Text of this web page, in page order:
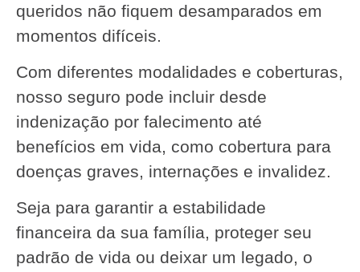
queridos não fiquem desamparados em
momentos difíceis.
Com diferentes modalidades e coberturas,
nosso seguro pode incluir desde
indenização por falecimento até
benefícios em vida, como cobertura para
doenças graves, internações e invalidez.
Seja para garantir a estabilidade
financeira da sua família, proteger seu
padrão de vida ou deixar um legado, o